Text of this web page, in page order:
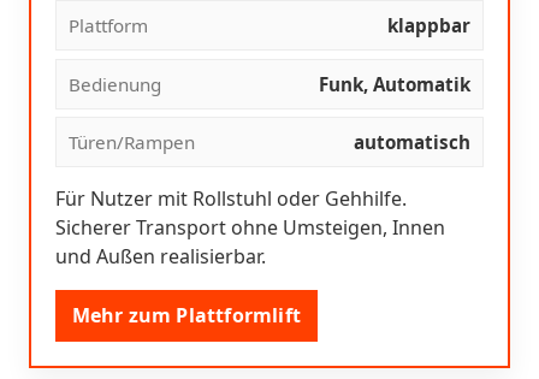
Plattform klappbar
Bedienung Funk, Automatik
Türen/Rampen automatisch
Für Nutzer mit Rollstuhl oder Gehhilfe.
Sicherer Transport ohne Umsteigen, Innen
und Außen realisierbar.
Mehr zum Plattformlift